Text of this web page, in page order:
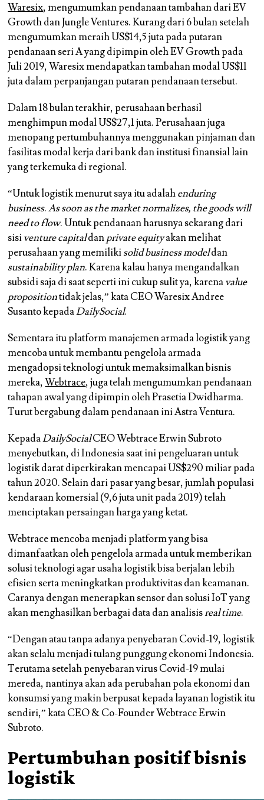
Waresix, mengumumkan pendanaan tambahan dari EV
Growth dan Jungle Ventures. Kurang dari 6 bulan setelah
mengumumkan meraih US$14,5 juta pada putaran
pendanaan seri A yang dipimpin oleh EV Growth pada
Juli 2019, Waresix mendapatkan tambahan modal US$11
juta dalam perpanjangan putaran pendanaan tersebut.
Dalam 18 bulan terakhir, perusahaan berhasil
menghimpun modal US$27,1 juta. Perusahaan juga
menopang pertumbuhannya menggunakan pinjaman dan
fasilitas modal kerja dari bank dan institusi finansial lain
yang terkemuka di regional.
“Untuk logistik menurut saya itu adalahenduring
business.As soon as the market normalizes, the goods will
need to flow. Untuk pendanaan harusnya sekarang dari
sisiventure capitaldanprivate equityakan melihat
perusahaan yang memilikisolid business modeldan
sustainability plan. Karena kalau hanya mengandalkan
subsidi saja di saat seperti ini cukup sulit ya, karenavalue
propositiontidak jelas,” kata CEO Waresix Andree
Susanto kepadaDailySocial.
Sementara itu platform manajemen armada logistik yang
mencoba untuk membantu pengelola armada
mengadopsi teknologi untuk memaksimalkan bisnis
mereka,Webtrace, juga telah mengumumkan pendanaan
tahapan awal yang dipimpin oleh Prasetia Dwidharma.
Turut bergabung dalam pendanaan ini Astra Ventura.
KepadaDailySocialCEO Webtrace Erwin Subroto
menyebutkan, di Indonesia saat ini pengeluaran untuk
logistik darat diperkirakan mencapai US$290 miliar pada
tahun 2020. Selain dari pasar yang besar, jumlah populasi
kendaraan komersial (9,6 juta unit pada 2019) telah
menciptakan persaingan harga yang ketat.
Webtrace mencoba menjadi platform yang bisa
dimanfaatkan oleh pengelola armada untuk memberikan
solusi teknologi agar usaha logistik bisa berjalan lebih
efisien serta meningkatkan produktivitas dan keamanan.
Caranya dengan menerapkan sensor dan solusi IoT yang
akan menghasilkan berbagai data dan analisisreal time.
“Dengan atau tanpa adanya penyebaran Covid-19, logistik
akan selalu menjadi tulang punggung ekonomi Indonesia.
Terutama setelah penyebaran virus Covid-19 mulai
mereda, nantinya akan ada perubahan pola ekonomi dan
konsumsi yang makin berpusat kepada layanan logistik itu
sendiri,” kata CEO & Co-Founder Webtrace Erwin
Subroto.
Pertumbuhan positif bisnis
logistik